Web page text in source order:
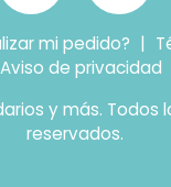
mi pedido? |
Aviso de privacidad
y más. Todos
reservados.